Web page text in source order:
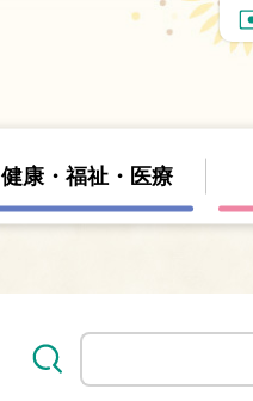
健康・福祉・医療